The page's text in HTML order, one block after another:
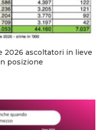
2026 ascoltatori in lieve
posizione